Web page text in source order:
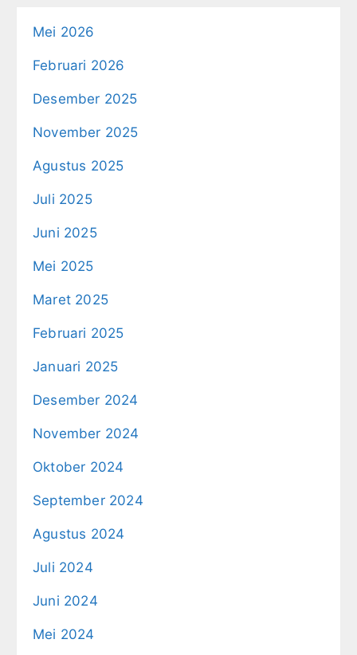
Mei 2026
Februari 2026
Desember 2025
November 2025
Agustus 2025
Juli 2025
Juni 2025
Mei 2025
Maret 2025
Februari 2025
Januari 2025
Desember 2024
November 2024
Oktober 2024
September 2024
Agustus 2024
Juli 2024
Juni 2024
Mei 2024